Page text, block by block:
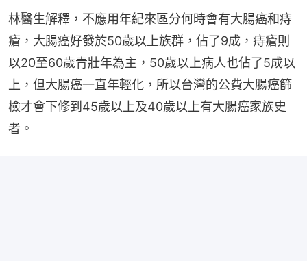
林醫生解釋，不應用年紀來區分何時會有大腸癌和痔
瘡，大腸癌好發於50歲以上族群，佔了9成，痔瘡則
以20至60歲青壯年為主，50歲以上病人也佔了5成以
上，但大腸癌一直年輕化，所以台灣的公費大腸癌篩
檢才會下修到45歲以上及40歲以上有大腸癌家族史
者。